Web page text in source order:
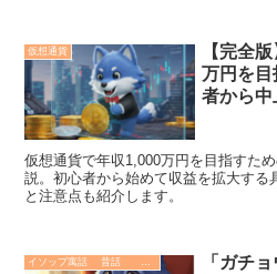
仮想通貨
【完全
万円を
者から
仮想通貨で年収1,000万円を目指すた
説。初心者から始めて収益を拡大する
と注意点も紹介します。
イソップ寓話 昔話 故事成語. 哲学 歴史
「ガチ